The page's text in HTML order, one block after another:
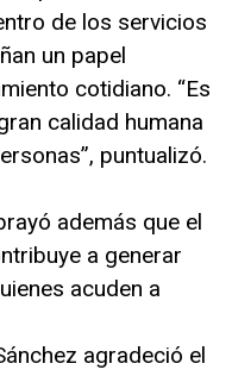
de los servicios
un papel
cotidiano. “Es
calidad humana
puntualizó.
además que el
a generar
acuden a
agradeció el